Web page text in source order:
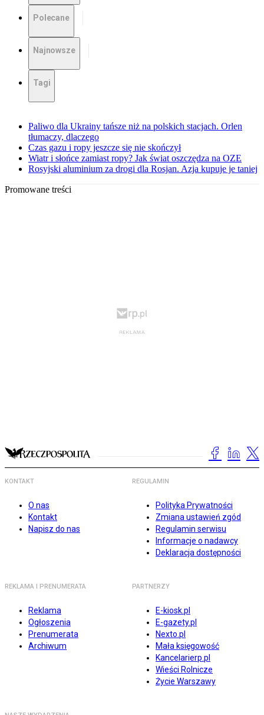
Polecane
Najnowsze
Tagi
Paliwo dla Ukrainy tańsze niż na polskich stacjach. Orlen
tłumaczy, dlaczego
Czas gazu i ropy jeszcze się nie skończył
Wiatr i słońce zamiast ropy? Jak świat oszczędza na OZE
Rosyjski aluminium za drogi dla Rosjan. Azja kupuje je taniej
Promowane treści
KONTAKT
O nas
Kontakt
Napisz do nas
REGULAMIN
Polityka Prywatności
Zmiana ustawień zgód
Regulamin serwisu
Informacje o nadawcy
Deklaracja dostępności
REKLAMA I PRENUMERATA
Reklama
Ogłoszenia
Prenumerata
Archiwum
PARTNERZY
E-kiosk.pl
E-gazety.pl
Nexto.pl
Mała księgowość
Kancelarierp.pl
Wieści Rolnicze
Życie Warszawy